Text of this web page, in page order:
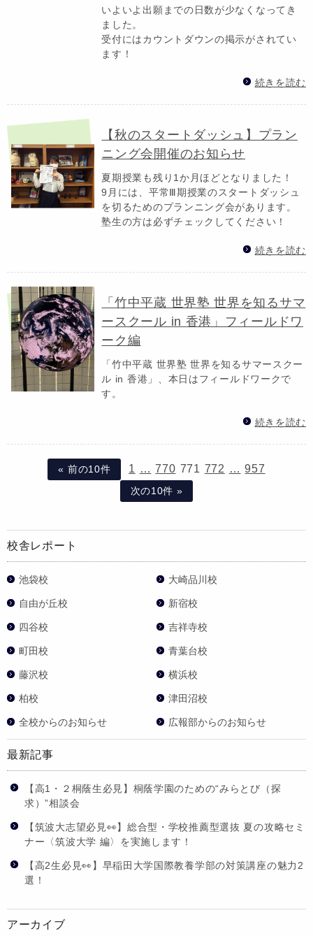
いよいよ出願までの日数が少なくなってき
ました。
受付にはカウントダウンの掲示がされてい
ます！
続きを読む
【秋のスタートダッシュ】プラン
ニング会開催のお知らせ
夏期授業も残り1か月ほどとなりました！
9月には、平常Ⅲ期授業のスタートダッシュ
を切るためのプランニング会があります。
塾生の方は必ずチェックしてください！
続きを読む
「竹中平蔵 世界塾 世界を知るサマ
ースクール in 香港」フィールドワ
ーク編
「竹中平蔵 世界塾 世界を知るサマースクー
ル in 香港」、本日はフィールドワークで
す。
続きを読む
« 前の10件 1 … 770 771 772 … 957
次の10件 »
校舎レポート
池袋校 大崎品川校
自由が丘校 新宿校
四谷校 吉祥寺校
町田校 青葉台校
藤沢校 横浜校
柏校 津田沼校
全校からのお知らせ 広報部からのお知らせ
最新記事
【高1・２桐蔭生必見】桐蔭学園のための“みらとび（探
求）”相談会
【筑波大志望必見👀】総合型・学校推薦型選抜 夏の攻略セミ
ナー〈筑波大学 編〉を実施します！
【高2生必見👀】早稲田大学国際教養学部の対策講座の魅力2
選！
アーカイブ